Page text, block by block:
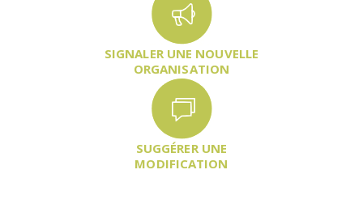
SIGNALER UNE NOUVELLE
ORGANISATION
SUGGÉRER UNE
MODIFICATION